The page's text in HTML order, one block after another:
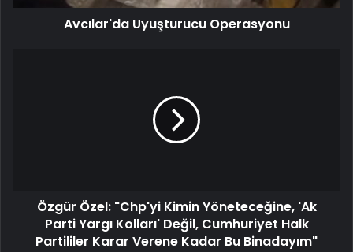
Avcılar'da Uyuşturucu Operasyonu
Özgür Özel: "Chp'yi Kimin Yöneteceğine, 'Ak
Parti Yargı Kolları' Değil, Cumhuriyet Halk
Partililer Karar Verene Kadar Bu Binadayım"